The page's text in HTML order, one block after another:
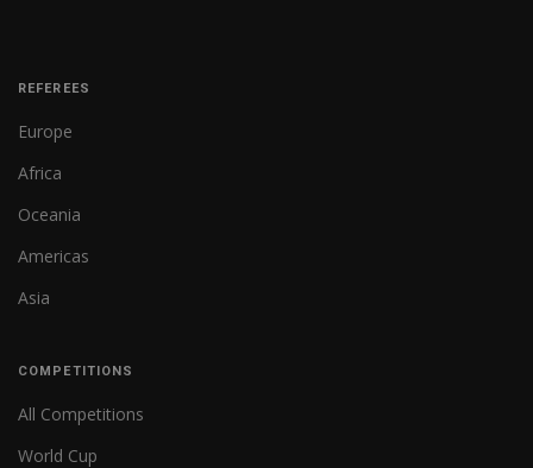
REFEREES
Europe
Africa
Oceania
Americas
Asia
COMPETITIONS
All Competitions
World Cup